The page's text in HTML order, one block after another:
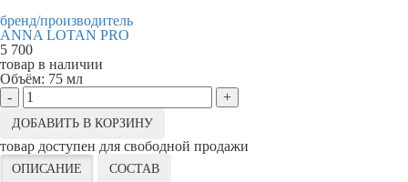
бренд/производитель
ANNA LOTAN PRO
5 700
товар в наличии
Объём: 75 мл
-
+
ДОБАВИТЬ В КОРЗИНУ
товар доступен для свободной продажи
ОПИСАНИЕ СОСТАВ